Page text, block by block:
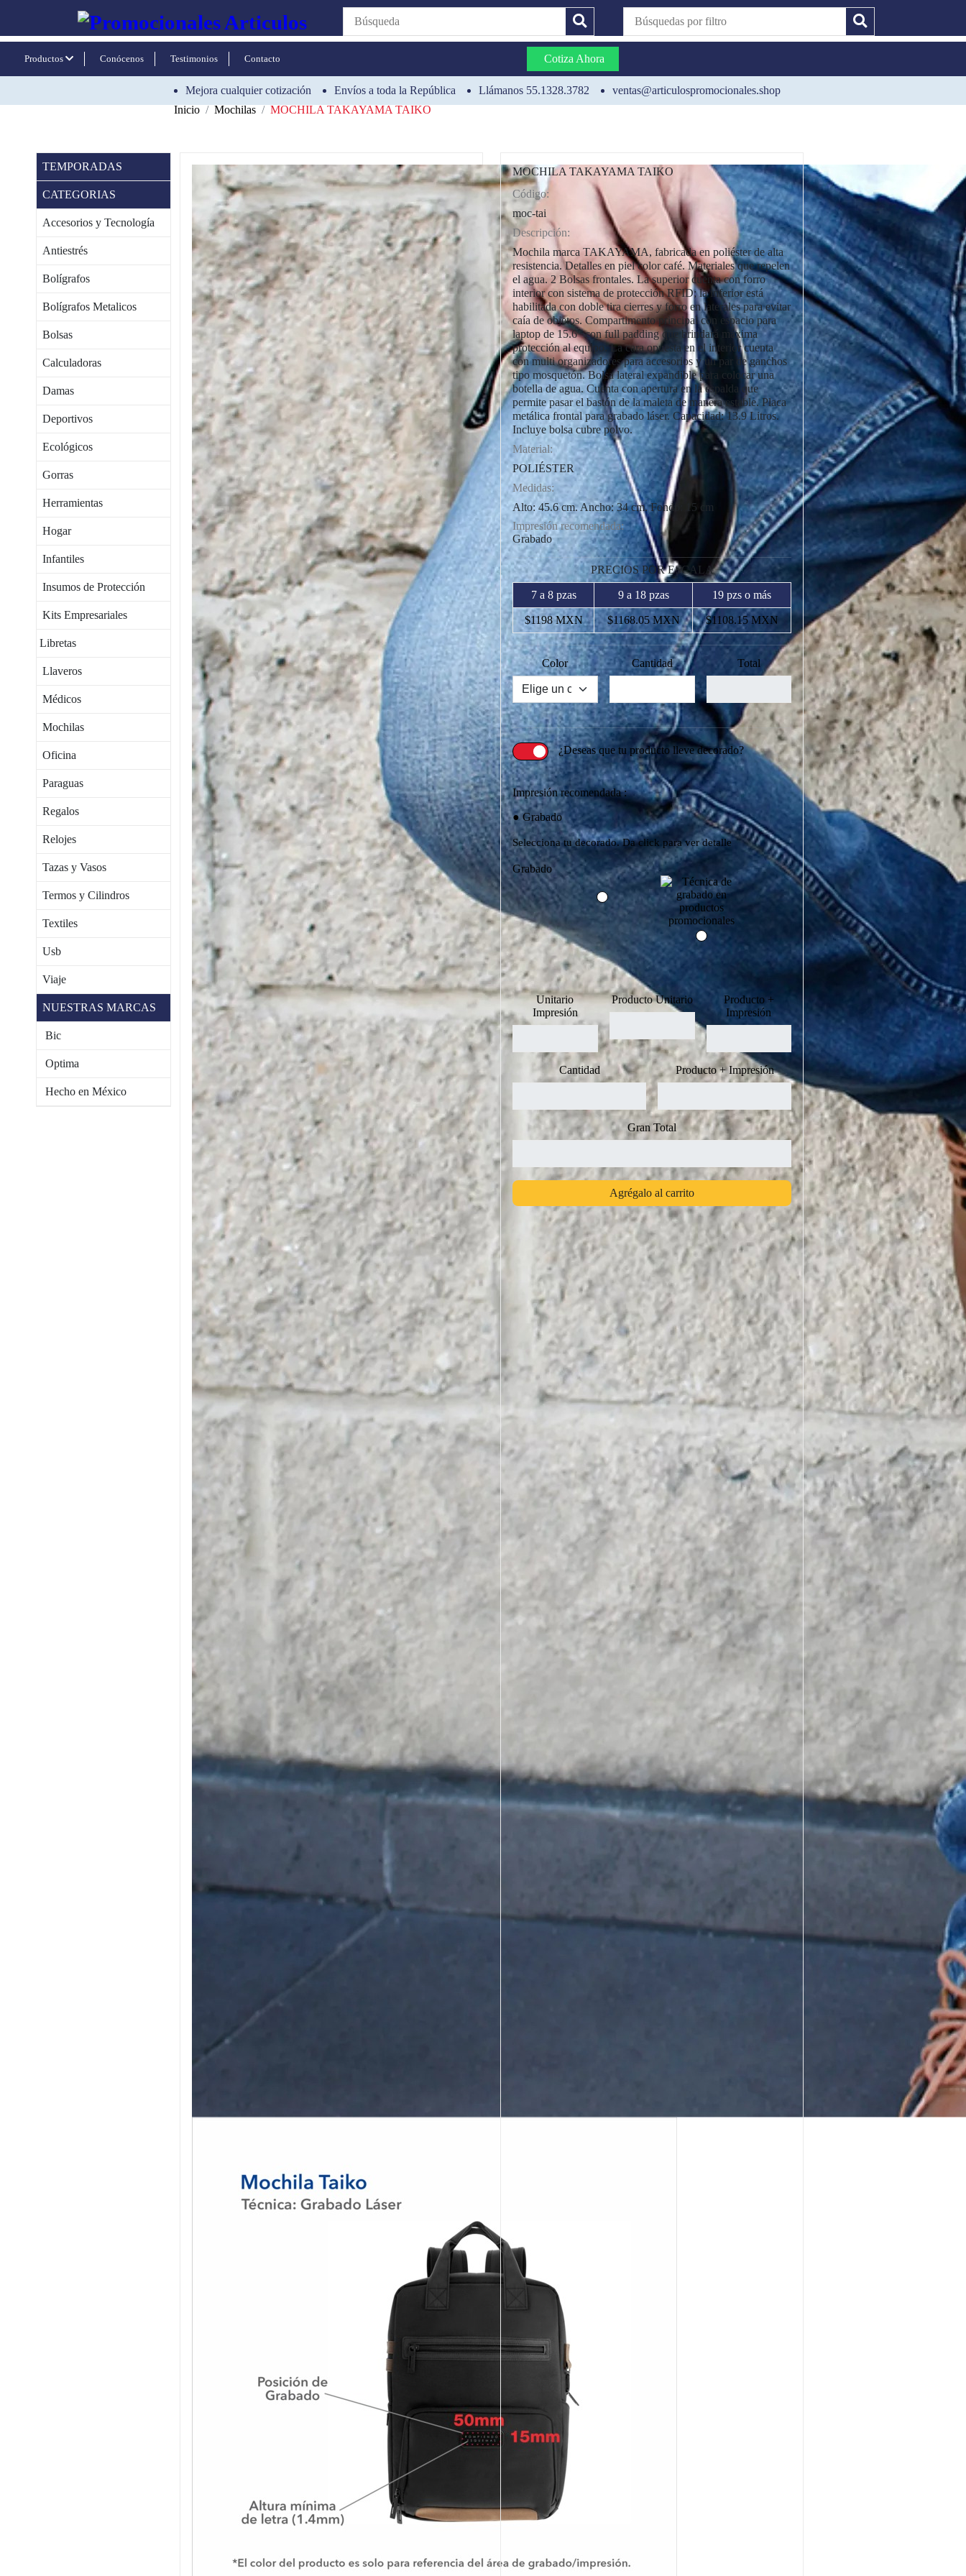
Productos Conócenos Testimonios Contacto Cotiza Ahora
Mejora cualquier cotización Envíos a toda la República Llámanos 55.1328.3782
ventas@articulospromocionales.shop
Inicio
Mochilas MOCHILA TAKAYAMA TAIKO
TEMPORADAS
CATEGORIAS
Accesorios y Tecnología
Antiestrés
Bolígrafos
Bolígrafos Metalicos
Bolsas
Calculadoras
Damas
Deportivos
Ecológicos
Gorras
Herramientas
Hogar
Infantiles
Insumos de Protección
Kits Empresariales
Libretas
Llaveros
Médicos
Mochilas
Oficina
Paraguas
Regalos
Relojes
Tazas y Vasos
Termos y Cilindros
Textiles
Usb
Viaje
NUESTRAS MARCAS
Bic
Optima
Hecho en México
MOCHILA TAKAYAMA TAIKO
Código:
moc-tai
Descripción:
Mochila marca TAKAYAMA, fabricada en poliéster de alta
resistencia. Detalles en piel color café. Materiales que repelen
el agua. 2 Bolsas frontales. La superior cuenta con forro
interior con sistema de protección RFID; la inferior está
habilitada con doble tira cierres y forro en laterales para evitar
caía de objetos. Compartimento principal con espacio para
laptop de 15.6” con full padding que brindará máxima
protección al equipo. La cara opuesta en el interior cuenta
con multi organizadores para accesorios y un par de ganchos
tipo mosquetón. Bolsa lateral expandible para colocar una
botella de agua. Cuenta con apertura en la espalda que
permite pasar el bastón de la maleta de manera estable. Placa
metálica frontal para grabado láser. Capacidad: 13.9 Litros.
Incluye bolsa cubre polvo.
Material:
POLIÉSTER
Medidas:
Alto: 45.6 cm. Ancho: 34 cm. Fondo: 15 cm
Impresión recomendada:
Grabado
PRECIOS POR ESCALA
7 a 8 pzas 9 a 18 pzas 19 pzs o más
$1198 MXN $1168.05 MXN $1108.15 MXN
Color Cantidad Total
¿Deseas que tu producto lleve decorado?
Impresión recomendada :
Grabado
Selecciona tu decorado. Da click para ver detalle
Grabado
Unitario
Impresión
Producto Unitario
Producto +
Impresión
Cantidad Producto + Impresión
Gran Total
Agrégalo al carrito